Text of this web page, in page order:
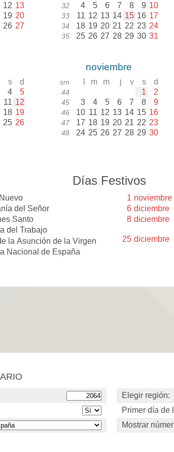
12 13
19 20
26 27
32 4 5 6 7 8 9 10
33 11 12 13 14 15 16 17
34 18 19 20 21 22 23 24
35 25 26 27 28 29 30 31
s d
4 5
11 12
18 19
25 26
noviembre
sm m m j v s d
44 1 2
45 3 4 5 6 7 8 9
46 10 11 12 13 14 15 16
47 17 18 19 20 21 22 23
48 24 25 26 27 28 29 30
Días Festivos
del Señor
Santo
del Trabajo
la Asunción de la Virgen
Nacional de España
1 noviembre
6 diciembre
8 diciembre
25 diciembre
Elegir región:
Primer día de
Mostrar